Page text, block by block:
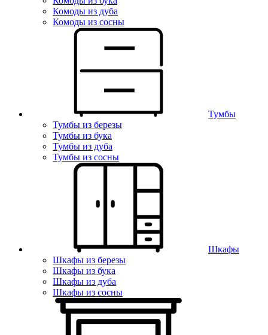
Комоды из дуба
Комоды из сосны
Тумбы
Тумбы из березы
Тумбы из бука
Тумбы из дуба
Тумбы из сосны
Шкафы
Шкафы из березы
Шкафы из бука
Шкафы из дуба
Шкафы из сосны